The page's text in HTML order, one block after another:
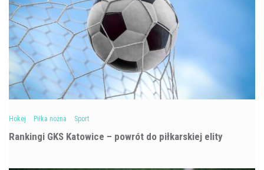
Hokej Piłka nożna Sport
Rankingi GKS Katowice – powrót do piłkarskiej elity